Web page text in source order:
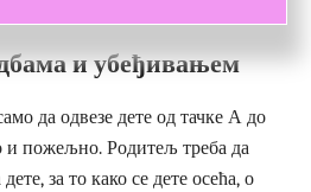
и убеђивањем
да одвезе дете од тачке А до
и пожељно. Родитељ треба да
за то како се дете осећа, о